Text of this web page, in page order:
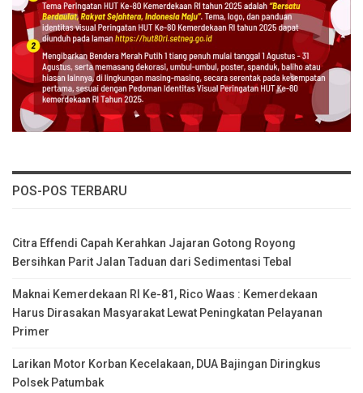
POS-POS TERBARU
Citra Effendi Capah Kerahkan Jajaran Gotong Royong
Bersihkan Parit Jalan Taduan dari Sedimentasi Tebal
Maknai Kemerdekaan RI Ke-81, Rico Waas : Kemerdekaan
Harus Dirasakan Masyarakat Lewat Peningkatan Pelayanan
Primer
Larikan Motor Korban Kecelakaan, DUA Bajingan Diringkus
Polsek Patumbak